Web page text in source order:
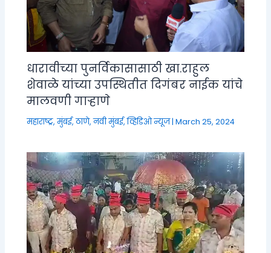
धारावीच्या पुनर्विकासासाठी खा.राहुल
शेवाळे यांच्या उपस्थितीत दिगंबर नाईक यांचे
मालवणी गाऱ्हाणे
महाराष्ट्र,मुंबई, ठाणे, नवी मुंबई,व्हिडिओ न्यूज|March 25, 2024